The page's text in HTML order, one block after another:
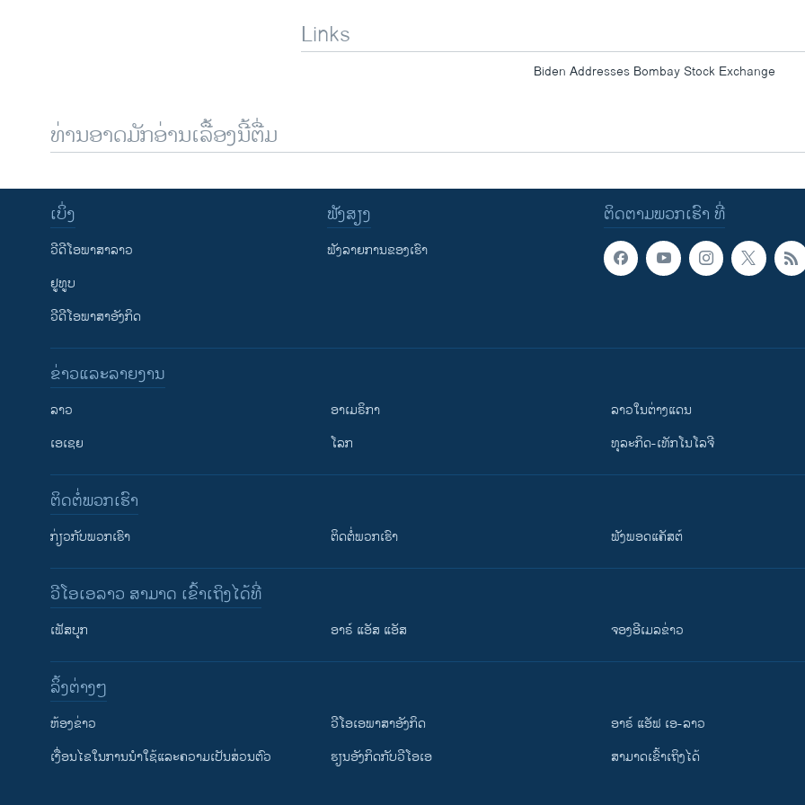
ຕິດຕາມພວກເຮົາ ທີ່
Links
Biden Addresses Bombay Stock Exchange
ທ່ານອາດມັກອ່ານເລື້ອງນີ້ຕື່ມ
ຕິດຕາມພວກເຮົາ ທີ່
ເບິ່ງ
ວີດີໂອພາສາລາວ
ຢູທູບ
ວີດີໂອພາສາອັງກິດ
ຟັງສຽງ
ຟັງລາຍການຂອງເຮົາ
ຂ່າວແລະລາຍງານ
ລາວ
ເອເຊຍ
ອາເມຣິກາ
ໂລກ
ລາວໃນຕ່າງແດນ
ທຸລະກິດ-ເທັກໂນໂລຈີ
ຕິດຕໍ່ພວກເຮົາ
ກ່ຽວກັບພວກເຮົາ ຕິດຕໍ່ພວກເຮົາ ຟັງພອດແຄັສຕ໌
ວີໂອເອລາວ ສາມາດ ເຂົ້າເຖິງໄດ້ທີ່
ເຟັສບຸກ ອາຣ໌ ແອັສ ແອັສ ຈອງອີເມລຂ່າວ
​ລິ້ງ​ຕ່າງໆ
​ຫ້ອງ​ຂ່າວ
​ເງື່ອນ​ໄຂ​ໃນ​ການ​ນຳ​ໃຊ້​ແລະຄວາມ​ເປັນ​ສ່​ວນ​ຕົວ
ວີ​ໂອ​ເອ​ພາ​ສາ​ອັງ​ກິດ
​ຮຽນ​ອັງ​ກິດ​ກັບ​ວີ​ໂອ​ເອ
ອາຣ໌ ແອັຟ ເອ-ລາວ
ສາມາດເຂົ້າເຖິງໄດ້